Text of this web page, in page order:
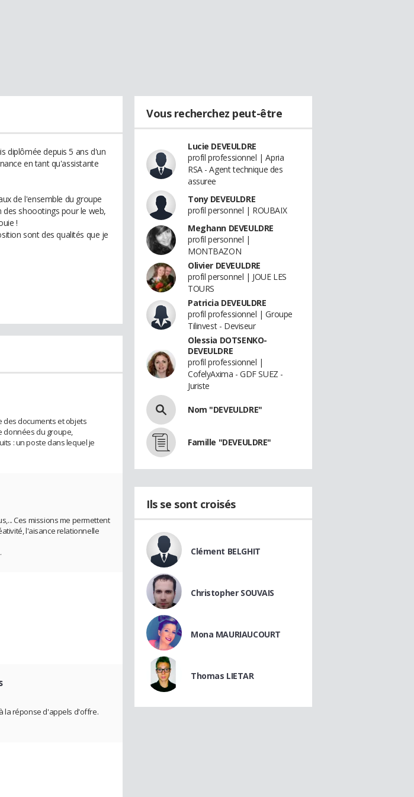
diplômée depuis 5 ans d'un
en tant qu'assistante
de l'ensemble du groupe
des shoootings pour le web,
!
sont des qualités que je
des documents et objets
données du groupe,
: un poste dans lequel je
Ces missions me permettent
l'aisance relationnelle
la réponse d'appels d'offre.
Vous recherchez peut-être
Lucie DEVEULDRE
profil professionnel | Apria
RSA - Agent technique des
assuree
Tony DEVEULDRE
profil personnel | ROUBAIX
Meghann DEVEULDRE
profil personnel |
MONTBAZON
Olivier DEVEULDRE
profil personnel | JOUE LES
TOURS
Patricia DEVEULDRE
profil professionnel | Groupe
Tilinvest - Deviseur
Olessia DOTSENKO-
DEVEULDRE
profil professionnel |
CofelyAxima - GDF SUEZ -
Juriste
Nom "DEVEULDRE"
Famille "DEVEULDRE"
Ils se sont croisés
Clément BELGHIT
Christopher SOUVAIS
Mona MAURIAUCOURT
Thomas LIETAR